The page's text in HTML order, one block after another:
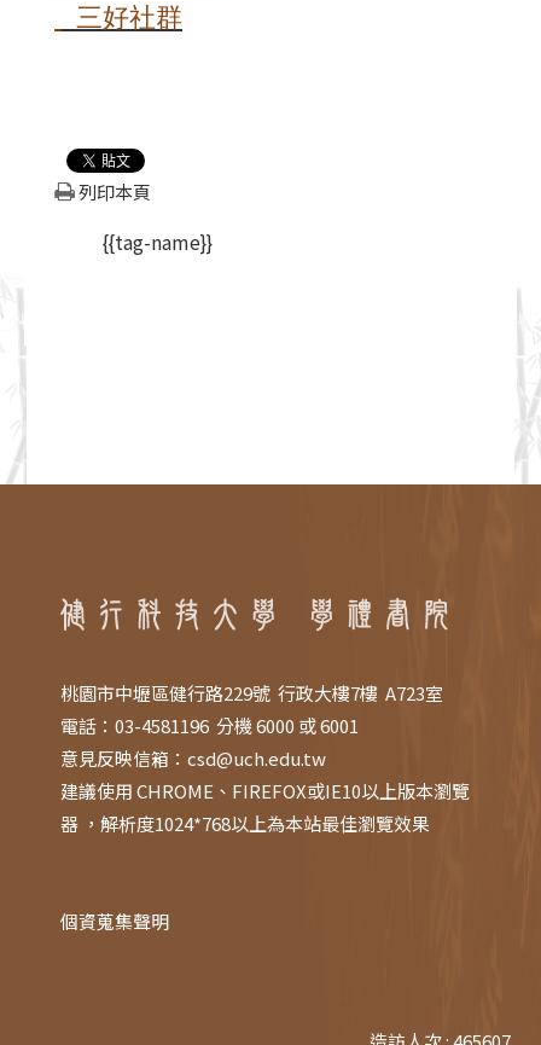
三好社群
列印本頁
{{tag-name}}
桃園市中壢區健行路229號 行政大樓7樓 A723室
電話：03-4581196 分機 6000 或 6001
意見反映信箱： csd@uch.edu.tw
建議使用 CHROME、FIREFOX或IE10以上版本瀏覽
器 ，解析度1024*768以上為本站最佳瀏覽效果
個資蒐集聲明